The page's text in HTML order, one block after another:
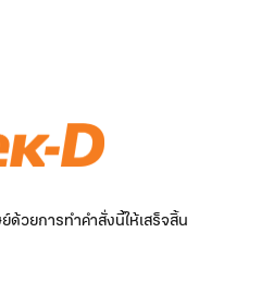
วยการทำคำสั่งนี้ให้เสร็จสิ้น